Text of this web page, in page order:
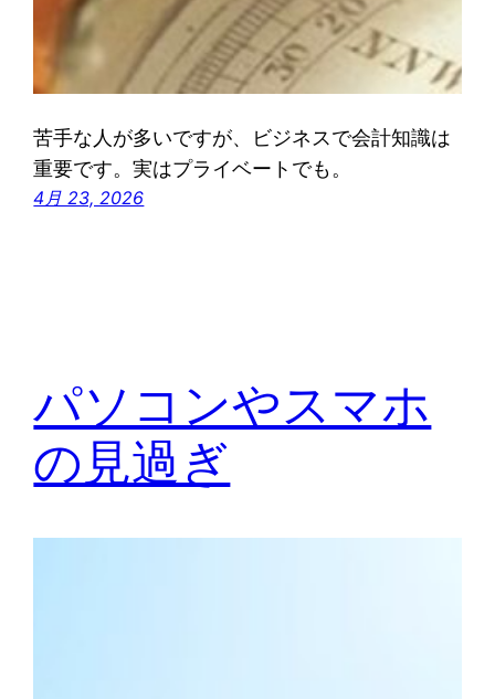
苦手な人が多いですが、ビジネスで会計知識は
重要です。実はプライベートでも。
4月 23, 2026
パソコンやスマホ
の見過ぎ